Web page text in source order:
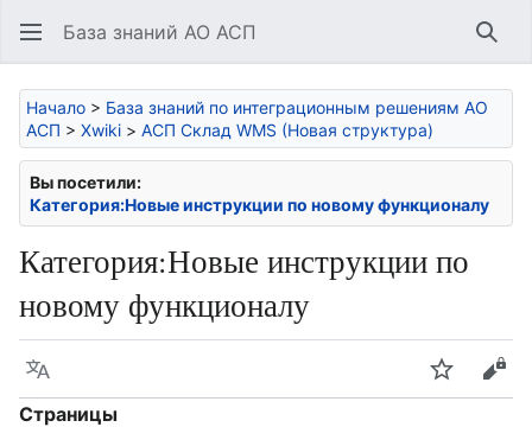
База знаний АО АСП
Начало > База знаний по интеграционным решениям АО
АСП > Xwiki > АСП Склад WMS (Новая структура)
Вы посетили:
Категория:Новые инструкции по новому функционалу
Категория:Новые инструкции по
новому функционалу
Язык Следить
Страницы